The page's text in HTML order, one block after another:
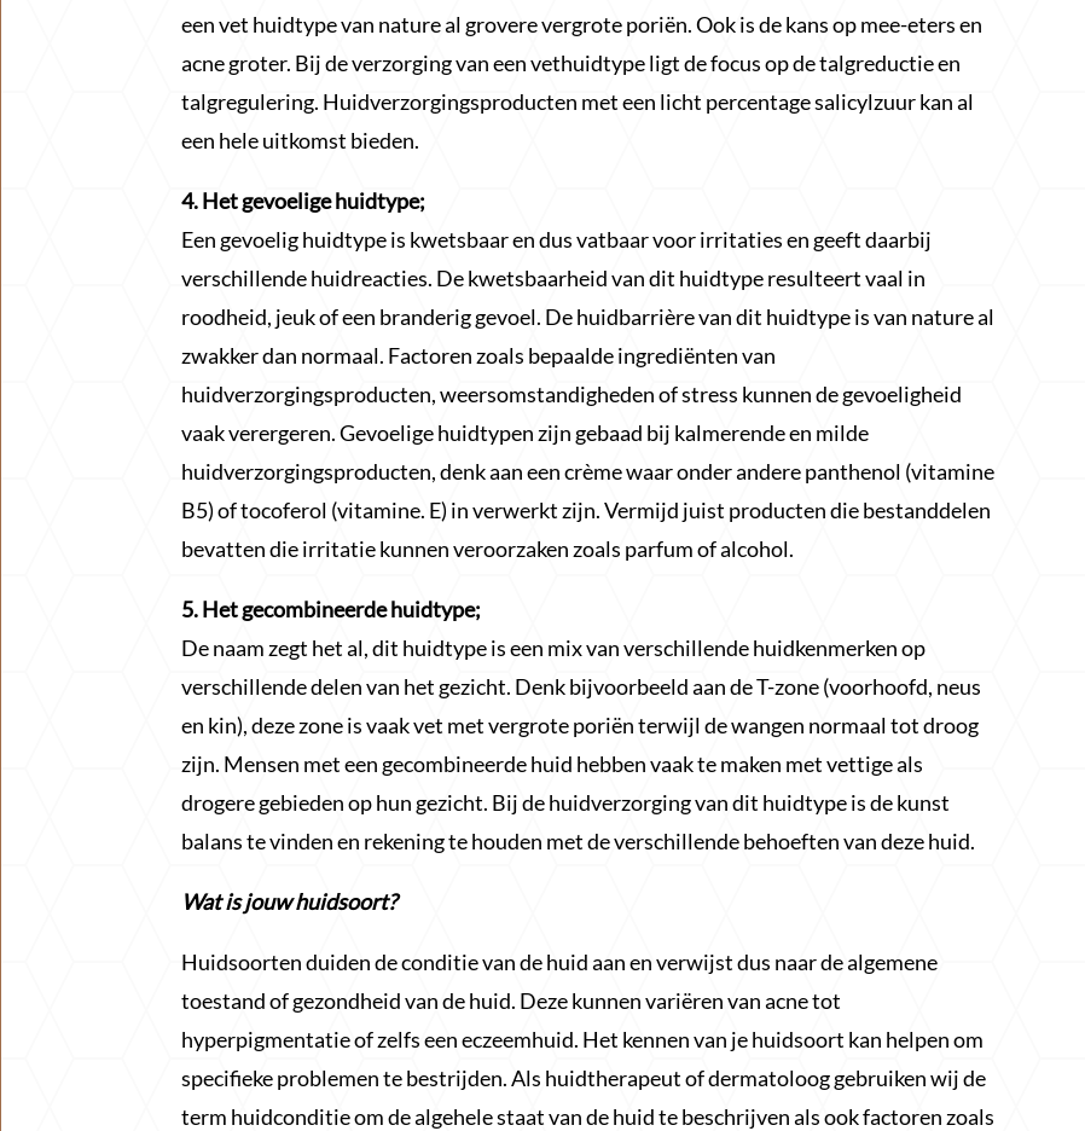
een vet huidtype van nature al grovere vergrote poriën. Ook is de kans op mee-eters en
acne groter. Bij de verzorging van een vethuidtype ligt de focus op de talgreductie en
talgregulering. Huidverzorgingsproducten met een licht percentage salicylzuur kan al
een hele uitkomst bieden.
4. Het gevoelige huidtype;
Een gevoelig huidtype is kwetsbaar en dus vatbaar voor irritaties en geeft daarbij
verschillende huidreacties. De kwetsbaarheid van dit huidtype resulteert vaal in
roodheid, jeuk of een branderig gevoel. De huidbarrière van dit huidtype is van nature al
zwakker dan normaal. Factoren zoals bepaalde ingrediënten van
huidverzorgingsproducten, weersomstandigheden of stress kunnen de gevoeligheid
vaak verergeren. Gevoelige huidtypen zijn gebaad bij kalmerende en milde
huidverzorgingsproducten, denk aan een crème waar onder andere panthenol (vitamine
B5) of tocoferol (vitamine. E) in verwerkt zijn. Vermijd juist producten die bestanddelen
bevatten die irritatie kunnen veroorzaken zoals parfum of alcohol.
5. Het gecombineerde huidtype;
De naam zegt het al, dit huidtype is een mix van verschillende huidkenmerken op
verschillende delen van het gezicht. Denk bijvoorbeeld aan de T-zone (voorhoofd, neus
en kin), deze zone is vaak vet met vergrote poriën terwijl de wangen normaal tot droog
zijn. Mensen met een gecombineerde huid hebben vaak te maken met vettige als
drogere gebieden op hun gezicht. Bij de huidverzorging van dit huidtype is de kunst
balans te vinden en rekening te houden met de verschillende behoeften van deze huid.
Wat is jouw huidsoort?
Huidsoorten duiden de conditie van de huid aan en verwijst dus naar de algemene
toestand of gezondheid van de huid. Deze kunnen variëren van acne tot
hyperpigmentatie of zelfs een eczeemhuid. Het kennen van je huidsoort kan helpen om
specifieke problemen te bestrijden. Als huidtherapeut of dermatoloog gebruiken wij de
term huidconditie om de algehele staat van de huid te beschrijven als ook factoren zoals